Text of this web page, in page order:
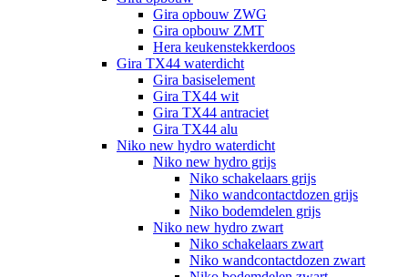
Gira opbouw ZWG
Gira opbouw ZMT
Hera keukenstekkerdoos
Gira TX44 waterdicht
Gira basiselement
Gira TX44 wit
Gira TX44 antraciet
Gira TX44 alu
Niko new hydro waterdicht
Niko new hydro grijs
Niko schakelaars grijs
Niko wandcontactdozen grijs
Niko bodemdelen grijs
Niko new hydro zwart
Niko schakelaars zwart
Niko wandcontactdozen zwart